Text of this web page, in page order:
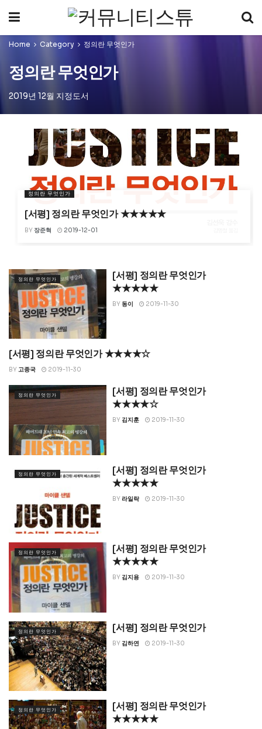
Home Category 정의란 무엇인가
정의란 무엇인가
2019년 12월 지정도서
정의란 무엇인가
[서평] 정의란 무엇인가 ★★★★★
BY 장준혁 2019-12-01
정의란 무엇인가
[서평] 정의란 무엇인가
★★★★★
BY동이 2019-11-30
정의란 무엇인가
[서평] 정의란 무엇인가 ★★★★☆
BY고종국 2019-11-30
정의란 무엇인가
[서평] 정의란 무엇인가
★★★★☆
BY 김지훈 2019-11-30
정의란 무엇인가
[서평] 정의란 무엇인가
★★★★★
BY 라일락 2019-11-30
정의란 무엇인가
[서평] 정의란 무엇인가
★★★★★
BY 김지용 2019-11-30
정의란 무엇인가 [서평] 정의란 무엇인가
BY 김하연 2019-11-30
정의란 무엇인가
[서평] 정의란 무엇인가
★★★★★